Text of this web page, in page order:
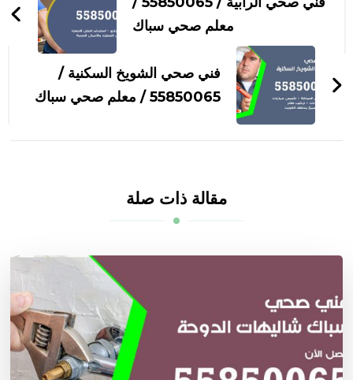
معلم صحي سباك
فني صحي الشويخ السكنية /
55850065 / معلم صحي سباك
مقالة ذات صلة